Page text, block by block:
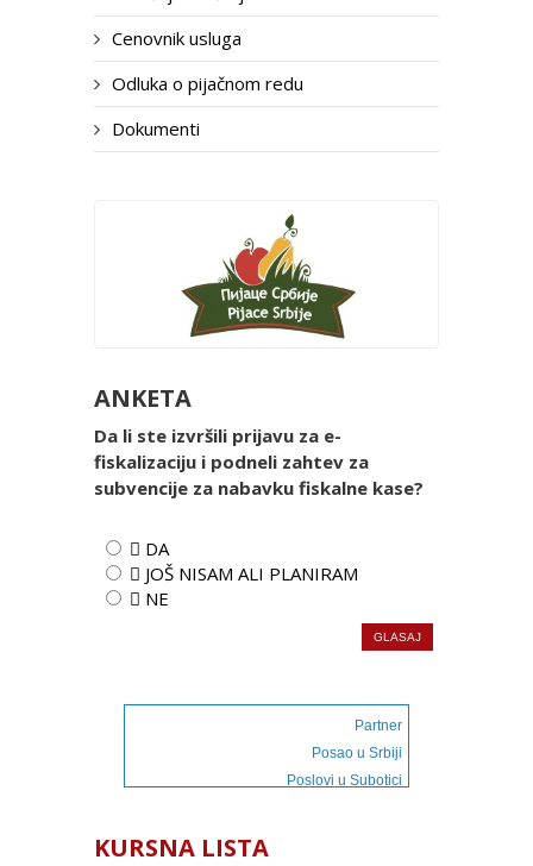
Cenovnik usluga
Odluka o pijačnom redu
Dokumenti
ANKETA
Da li ste izvršili prijavu za e-
fiskalizaciju i podneli zahtev za
subvencije za nabavku fiskalne kase?
 DA
 JOŠ NISAM ALI PLANIRAM
 NE
Partner
Posao u Srbiji
Poslovi u Subotici
KURSNA LISTA